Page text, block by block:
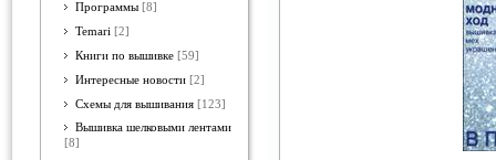
Программы [8]
Temari [2]
Книги по вышивке [59]
Интересные новости [2]
Схемы для вышивания [123]
Вышивка шелковыми лентами
[8]